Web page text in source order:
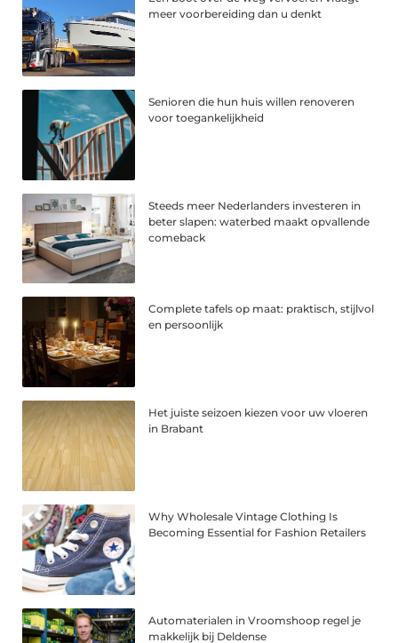
meer voorbereiding dan u denkt
Senioren die hun huis willen renoveren
voor toegankelijkheid
Steeds meer Nederlanders investeren in
beter slapen: waterbed maakt opvallende
comeback
Complete tafels op maat: praktisch, stijlvol
en persoonlijk
Het juiste seizoen kiezen voor uw vloeren
in Brabant
Why Wholesale Vintage Clothing Is
Becoming Essential for Fashion Retailers
Automaterialen in Vroomshoop regel je
makkelijk bij Deldense